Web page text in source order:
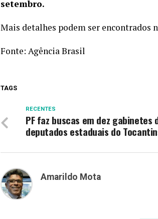
setembro.
Mais detalhes podem ser encontrados
Fonte: Agência Brasil
TAGS
RECENTES
PF faz buscas em dez gabinetes
deputados estaduais do
Amarildo Mota